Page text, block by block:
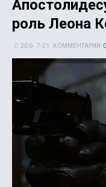
роль Леона
20 6-, 7-21 КОММЕНТАРИИ: 0